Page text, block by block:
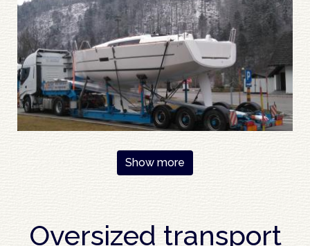
Show more
Oversized transport